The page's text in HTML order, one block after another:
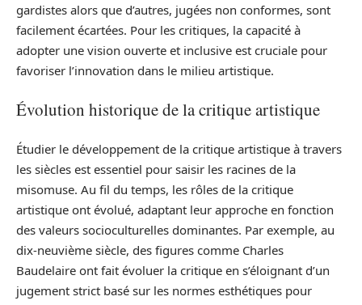
gardistes alors que d’autres, jugées non conformes, sont
facilement écartées. Pour les critiques, la capacité à
adopter une vision ouverte et inclusive est cruciale pour
favoriser l’innovation dans le milieu artistique.
Évolution historique de la critique artistique
Étudier le développement de la critique artistique à travers
les siècles est essentiel pour saisir les racines de la
misomuse. Au fil du temps, les rôles de la critique
artistique ont évolué, adaptant leur approche en fonction
des valeurs socioculturelles dominantes. Par exemple, au
dix-neuvième siècle, des figures comme Charles
Baudelaire ont fait évoluer la critique en s’éloignant d’un
jugement strict basé sur les normes esthétiques pour